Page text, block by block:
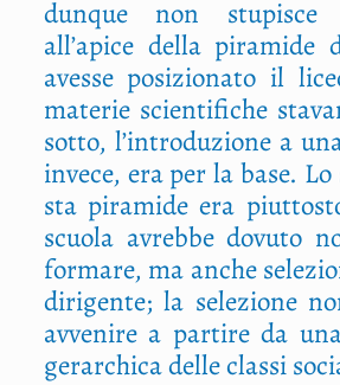
dun­que non
all’apice del­la pira­mi­de
aves­se posi­zio­na­to il
mate­rie scien­ti­fi­che
sot­to, l’introduzione a
inve­ce, era per la base.
sta pira­mi­de era
scuo­la avreb­be dovu­to
for­ma­re, ma anche
diri­gen­te; la sele­zio­ne
avve­ni­re a par­ti­re da
gerar­chi­ca del­le clas­si